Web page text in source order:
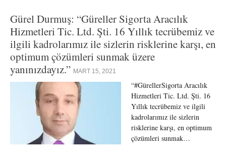
Gürel Durmuş: “Güreller Sigorta Aracılık
Hizmetleri Tic. Ltd. Şti. 16 Yıllık tecrübemiz ve
ilgili kadrolarımız ile sizlerin risklerine karşı, en
optimum çözümleri sunmak üzere
yanınızdayız.” MART 15, 2021
“#GürellerSigorta Aracılık
Hizmetleri Tic. Ltd. Şti. 16
Yıllık tecrübemiz ve ilgili
kadrolarımız ile sizlerin
risklerine karşı, en optimum
çözümleri sunmak…